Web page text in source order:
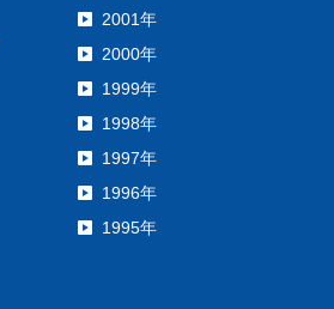
2001年
2000年
1999年
1998年
1997年
1996年
1995年